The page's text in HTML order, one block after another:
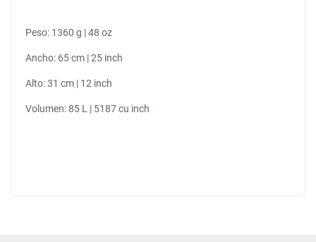
Peso: 1360 g | 48 oz
Ancho: 65 cm | 25 inch
Alto: 31 cm | 12 inch
Volumen: 85 L | 5187 cu inch